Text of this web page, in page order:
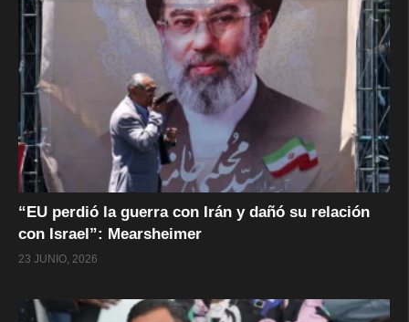
“EU perdió la guerra con Irán y dañó su relación
con Israel”: Mearsheimer
23 JUNIO, 2026